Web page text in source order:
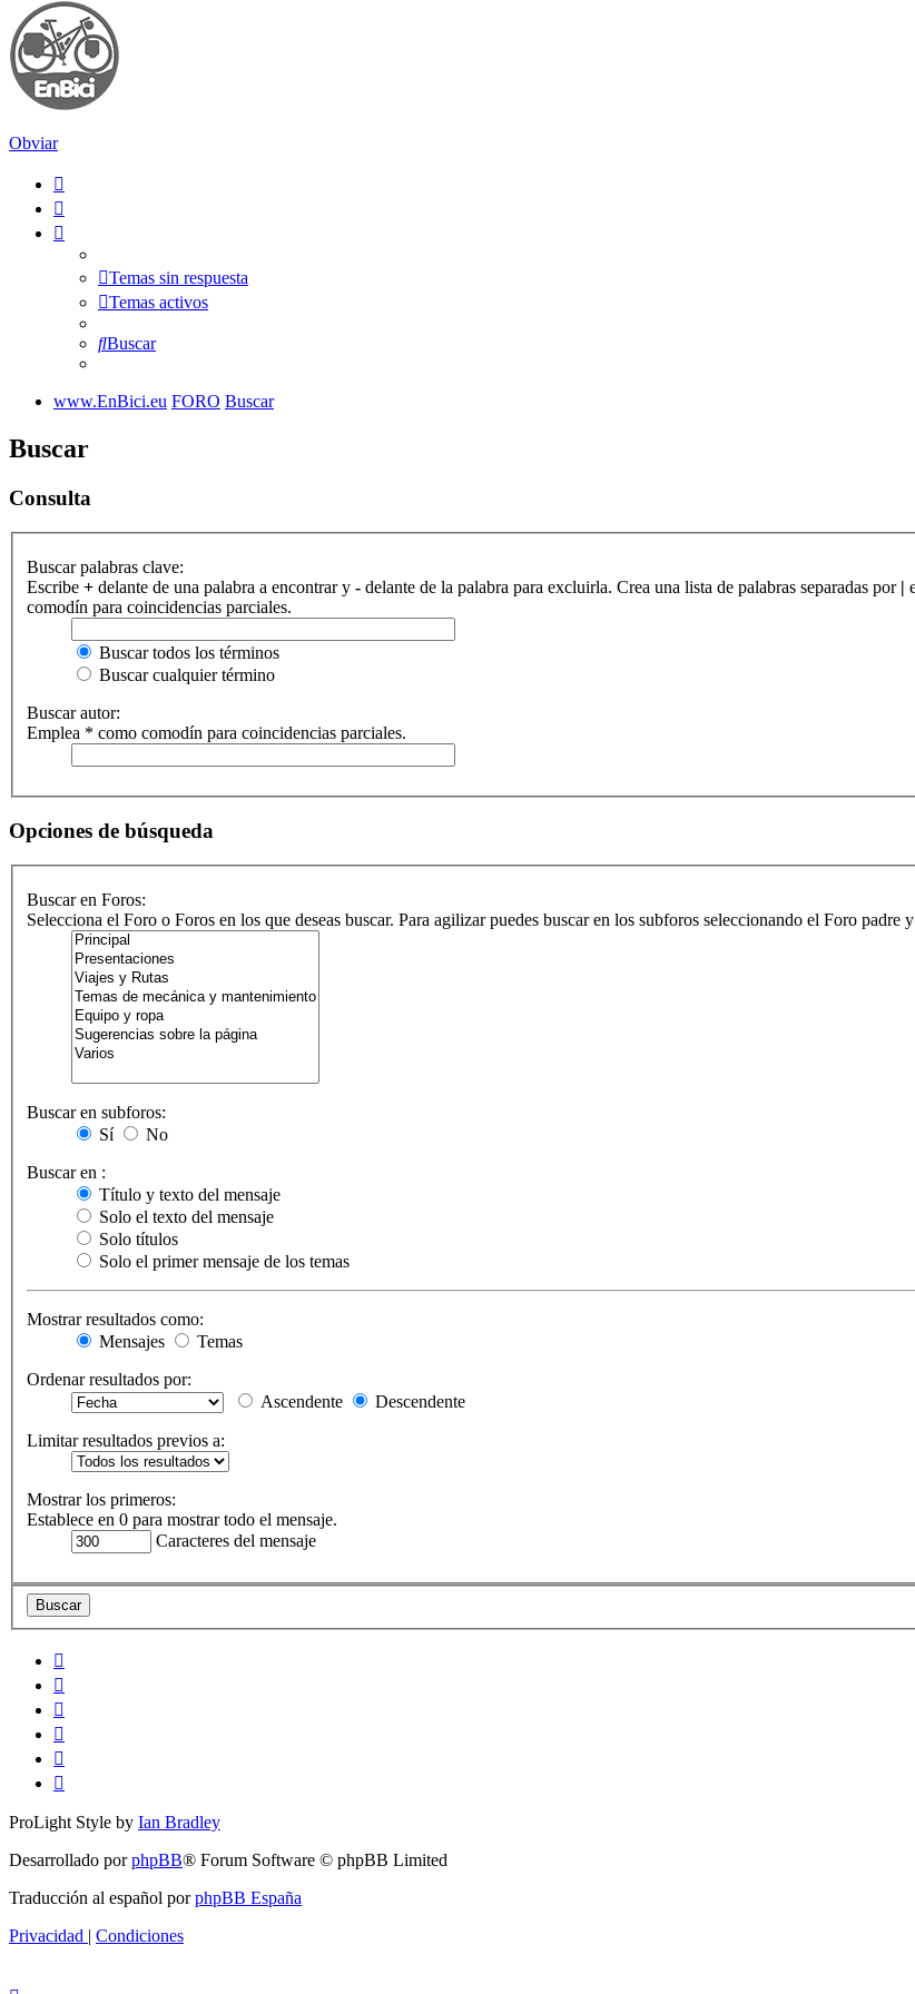
Obviar
Temas sin respuesta
Temas activos
Buscar
www.EnBici.eu FORO Buscar
Buscar
Consulta
Buscar palabras clave:
Escribe + delante de una palabra a encontrar y - delante de la palabra para excluirla. Crea una lista de palabras separadas por |
comodín para coincidencias parciales.
Buscar todos los términos
Buscar cualquier término
Buscar autor:
Emplea * como comodín para coincidencias parciales.
Opciones de búsqueda
Buscar en Foros:
Selecciona el Foro o Foros en los que deseas buscar. Para agilizar puedes buscar en los subforos seleccionando el Foro
Buscar en subforos:
Sí
No
Buscar en :
Título y texto del mensaje
Solo el texto del mensaje
Solo títulos
Solo el primer mensaje de los temas
Mostrar resultados como:
Mensajes
Temas
Ordenar resultados por:
Ascendente
Descendente
Limitar resultados previos a:
Mostrar los primeros:
Establece en 0 para mostrar todo el mensaje.
Caracteres del mensaje
ProLight Style by Ian Bradley
Desarrollado porphpBB® Forum Software © phpBB Limited
Traducción al español porphpBB España
Privacidad | Condiciones